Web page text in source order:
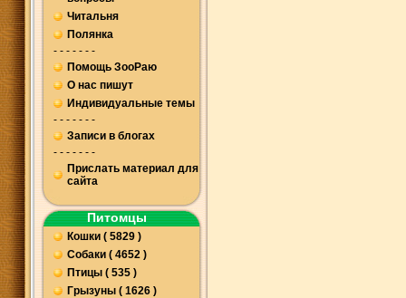
Читальня
Полянка
- - - - - - -
Помощь ЗооРаю
О нас пишут
Индивидуальные темы
- - - - - - -
Записи в блогах
- - - - - - -
Прислать материал для
сайта
Питомцы
Кошки ( 5829 )
Собаки ( 4652 )
Птицы ( 535 )
Грызуны ( 1626 )